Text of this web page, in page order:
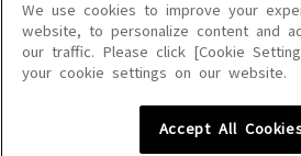
を問わず、著作権法の定める範囲を超えて無断で複
を禁じます。
楽曲及びコンテンツは、機種によりご利用いただけ
楽曲及びコンテンツの配信日、配信内容が変更になる
We use cookies to improve your
website, to personalize content and
our traffic. Please click [Cookie
your cookie settings on our website.
Accept All